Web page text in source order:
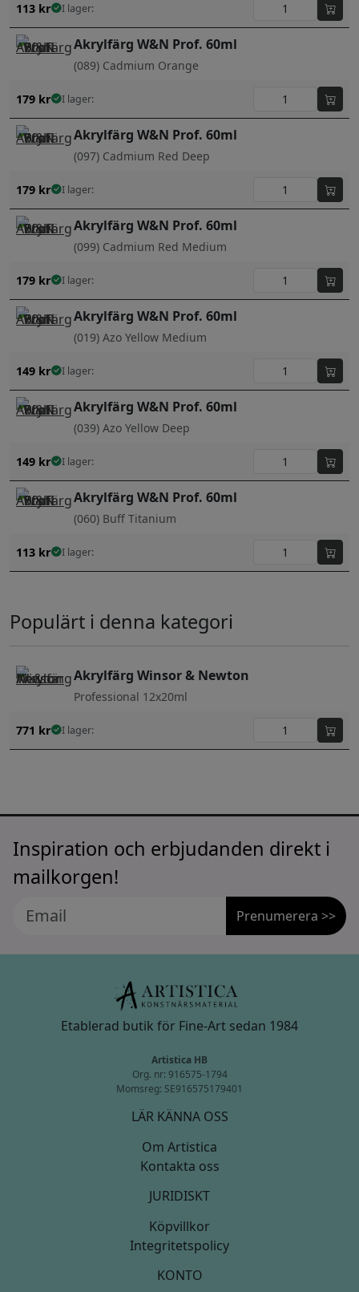
113 kr I lager:
Akrylfärg W&N Prof. 60ml
(089) Cadmium Orange
179 kr I lager:
Akrylfärg W&N Prof. 60ml
(097) Cadmium Red Deep
179 kr I lager:
Akrylfärg W&N Prof. 60ml
(099) Cadmium Red Medium
179 kr I lager:
Akrylfärg W&N Prof. 60ml
(019) Azo Yellow Medium
149 kr I lager:
Akrylfärg W&N Prof. 60ml
(039) Azo Yellow Deep
149 kr I lager:
Akrylfärg W&N Prof. 60ml
(060) Buff Titanium
113 kr I lager:
Populärt i denna kategori
Akrylfärg Winsor & Newton
Professional 12x20ml
771 kr I lager:
Inspiration och erbjudanden direkt i
mailkorgen!
Prenumerera >>
Etablerad butik för Fine-Art sedan 1984
Artistica HB
Org. nr: 916575-1794
Momsreg: SE916575179401
LÄR KÄNNA OSS
Om Artistica
Kontakta oss
JURIDISKT
Köpvillkor
Integritetspolicy
KONTO